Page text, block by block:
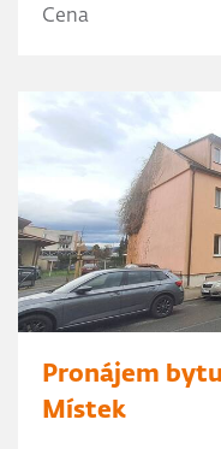
Cena
Pronájem bytu
Místek